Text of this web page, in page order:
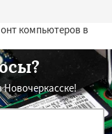
компьютеров в